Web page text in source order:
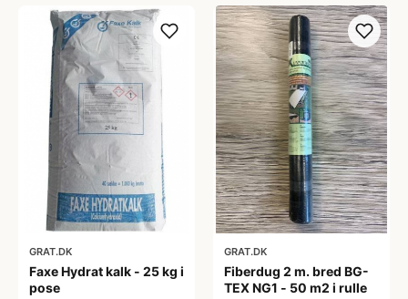
GRAT.DK
Faxe Hydrat kalk - 25 kg i
pose
GRAT.DK
Fiberdug 2 m. bred BG-
TEX NG1 - 50 m2 i rulle